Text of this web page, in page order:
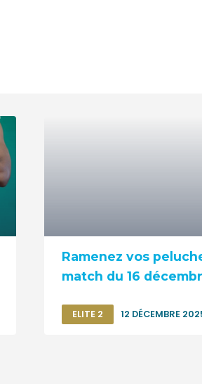
Ramenez vos
match du 16
ELITE 2 12 DÉCEMBRE